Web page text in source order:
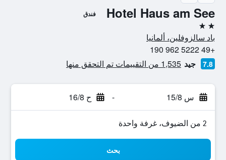
Hotel Haus am See فندق
2 نجمتين
باد سالزوفلين، ألمانيا
+49 5222 962 190
7.8 جيد 1,535 من التقييمات تم التحقق منها
س 15/8 - ح 16/8
2 من الضيوف، غرفة واحدة
بحث